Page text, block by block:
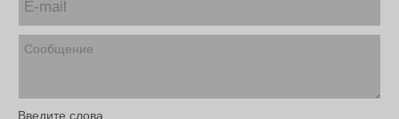
Введите слова